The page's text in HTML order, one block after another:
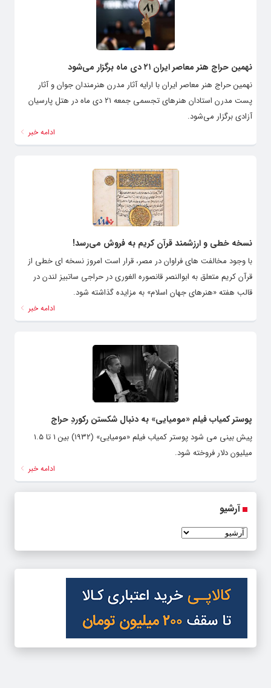
نهمین حراج هنر معاصر ایران ۲۱ دی ماه برگزار می‌شود
نهمین حراج هنر معاصر ایران با ارایه آثار مدرن هنرمندان جوان و آثار
پست مدرن استادان هنرهای تجسمی جمعه ۲۱ دی ماه در هتل پارسیان
آزادی برگزار می‌شود.
ادامه خبر
نسخه خطی و ارزشمند قرآن کریم به فروش می‌رسد!
با وجود مخالفت های فراوان در مصر، قرار است امروز نسخه ای خطی از
قرآن کریم متعلق به ابوالنصر قانصوره الغوری در حراجی ساتبیز لندن در
قالب هفته «هنرهای جهان اسلام» به مزایده گذاشته شود.
ادامه خبر
پوستر کمیاب فیلم «مومیایی» به دنبال شکستن رکوردِ حراج
پیش بینی می شود پوستر کمیاب فیلم «مومیایی» (۱۹۳۲) بین ۱ تا ۱.۵
میلیون دلار فروخته شود.
ادامه خبر
آرشیو